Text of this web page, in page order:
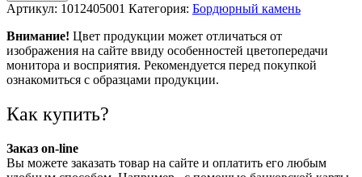
Артикул: 1012405001 Категория: Бордюрный камень
Внимание! Цвет продукции может отличаться от
изображения на сайте ввиду особенностей цветопередачи
монитора и восприятия. Рекомендуется перед покупкой
ознакомиться с образцами продукции.
Как купить?
Заказ on-line
Вы можете заказать товар на сайте и оплатить его любым